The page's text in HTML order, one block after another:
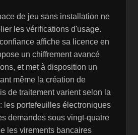
de jeu sans installation ne
les vérifications d'usage.
affiche sa licence en
un chiffrement avancé
et met à disposition un
même la création de
de traitement varient selon la
les portefeuilles électroniques
demandes sous vingt-quatre
les virements bancaires